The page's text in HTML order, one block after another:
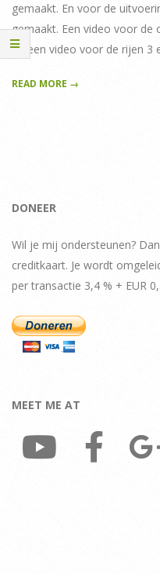
gemaakt. En voor de
gemaakt. Een video voor de
en een video voor de rijen 3
READ MORE →
DONEER
Wil je mij ondersteunen?
creditkaart. Je wordt
per transactie 3,4 % + EUR
MEET ME AT